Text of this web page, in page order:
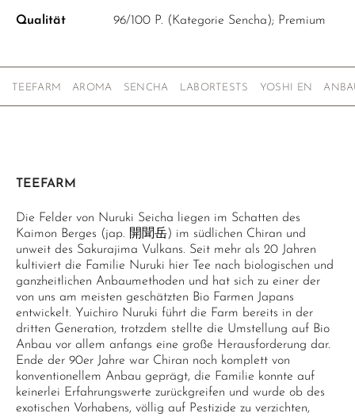
Qualität 96/100 P. (Kategorie Sencha); Premium
TEEFARM AROMA SENCHA LABORTESTS YOSHI EN
TEEFARM
Die Felder von Nuruki Seicha liegen im Schatten des
Kaimon Berges (jap. 開聞岳) im südlichen Chiran und
unweit des Sakurajima Vulkans. Seit mehr als 20 Jahren
kultiviert die Familie Nuruki hier Tee nach biologischen und
ganzheitlichen Anbaumethoden und hat sich zu einer der
von uns am meisten geschätzten Bio Farmen Japans
entwickelt. Yuichiro Nuruki führt die Farm bereits in der
dritten Generation, trotzdem stellte die Umstellung auf Bio
Anbau vor allem anfangs eine große Herausforderung dar.
Ende der 90er Jahre war Chiran noch komplett von
konventionellem Anbau geprägt, die Familie konnte auf
keinerlei Erfahrungswerte zurückgreifen und wurde ob des
exotischen Vorhabens, völlig auf Pestizide zu verzichten,